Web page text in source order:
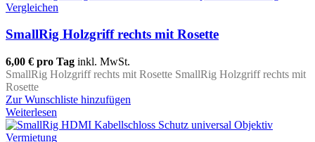
Vergleichen
SmallRig Holzgriff rechts mit Rosette
6,00 € pro Tag inkl. MwSt.
SmallRig Holzgriff rechts mit Rosette SmallRig Holzgriff rechts mit
Rosette
Zur Wunschliste hinzufügen
Weiterlesen